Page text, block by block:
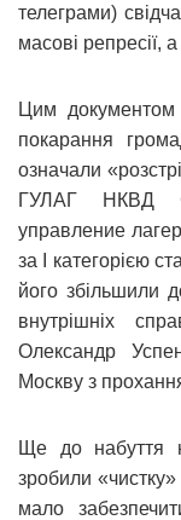
телеграми)
масові репресії,
Цим документом
покарання
означали
ГУЛАГ НКВД
управление
за І категорією
його збільшили
внутрішніх
Олександр
Москву з
Ще до набуття
зробили
мало